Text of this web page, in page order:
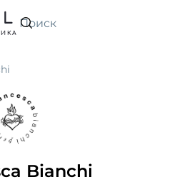
Искать
Bianchi